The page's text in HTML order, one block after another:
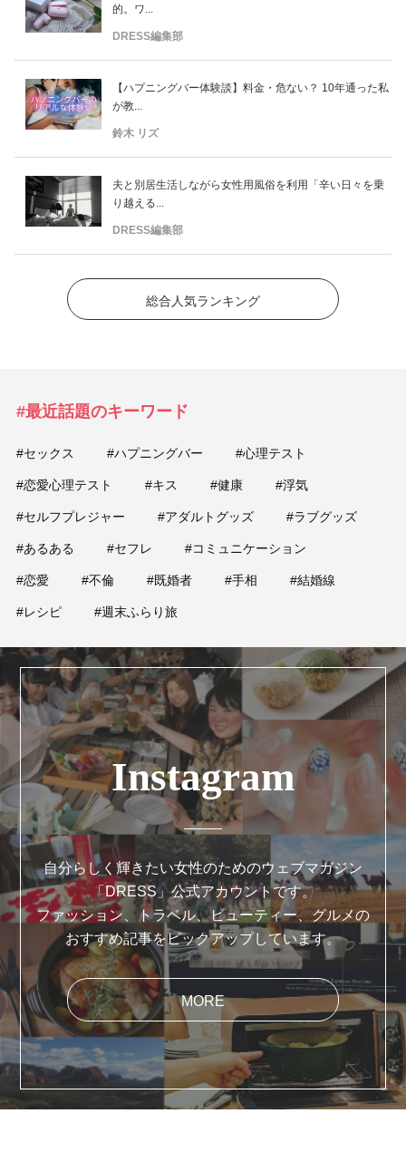
的。ワ...
DRESS編集部
【ハプニングバー体験談】料金・危ない？ 10年通った私
が教...
鈴木 リズ
夫と別居生活しながら女性用風俗を利用「辛い日々を乗
り越える...
DRESS編集部
総合人気ランキング
#最近話題のキーワード
#セックス #ハプニングバー #心理テスト
#恋愛心理テスト #キス #健康 #浮気
#セルフプレジャー #アダルトグッズ #ラブグッズ
#あるある #セフレ #コミュニケーション
#恋愛 #不倫 #既婚者 #手相 #結婚線
#レシピ #週末ふらり旅
Instagram
自分らしく輝きたい女性のためのウェブマガジン
「DRESS」公式アカウントです。
ファッション、トラベル、ビューティー、グルメの
おすすめ記事をピックアップしています。
MORE